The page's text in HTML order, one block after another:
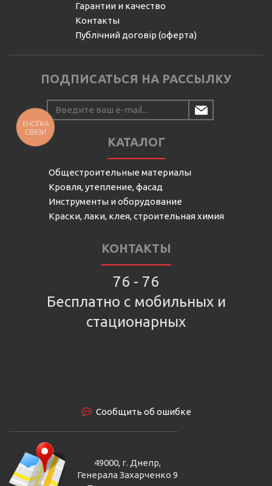
Гарантии и качество
Контакты
Публічний договір (оферта)
ПОДПИСАТЬСЯ НА РАССЫЛКУ
КАТАЛОГ
Общестроительные материалы
Кровля, утепление, фасад
Инструменты и оборудование
Краски, лаки, клея, строительная химия
КОНТАКТЫ
76 - 76
Бесплатно с мобильных и
стационарных
Сообщить об ошибке
49000, г. Днепр,
Генерала Захарченко 9
КНОПКА
СВЯЗИ